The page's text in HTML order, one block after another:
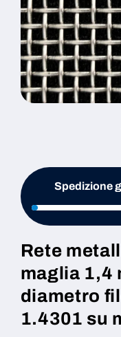
modale
Spedizione
Rete
maglia 1,4
diametro
1.4301 su